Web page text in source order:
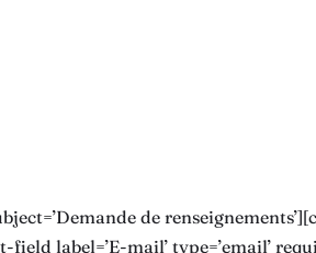
de
field label=’E-mail’ type=’email’